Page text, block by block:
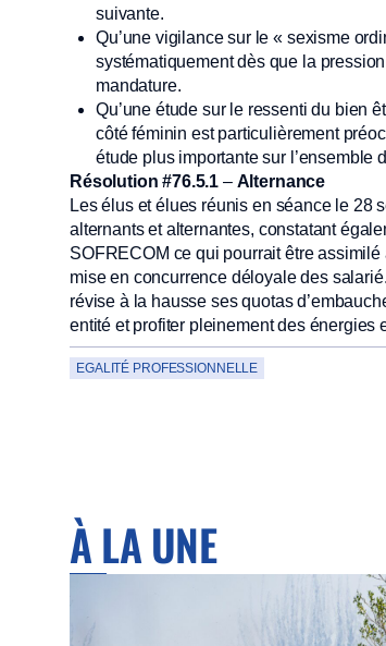
suivante.
Qu’une vigilance sur le « sexisme
systématiquement dès que la
mandature.
Qu’une étude sur le ressenti du bien
côté féminin est particulièrement
étude plus importante sur l’ensemble
Résolution #76.5.1 – Alternance
Les élus et élues réunis en séance le 28
alternants et alternantes, constatant
SOFRECOM ce qui pourrait être
mise en concurrence déloyale des
révise à la hausse ses quotas
entité et profiter pleinement des énergies
EGALITÉ PROFESSIONNELLE
À LA UNE